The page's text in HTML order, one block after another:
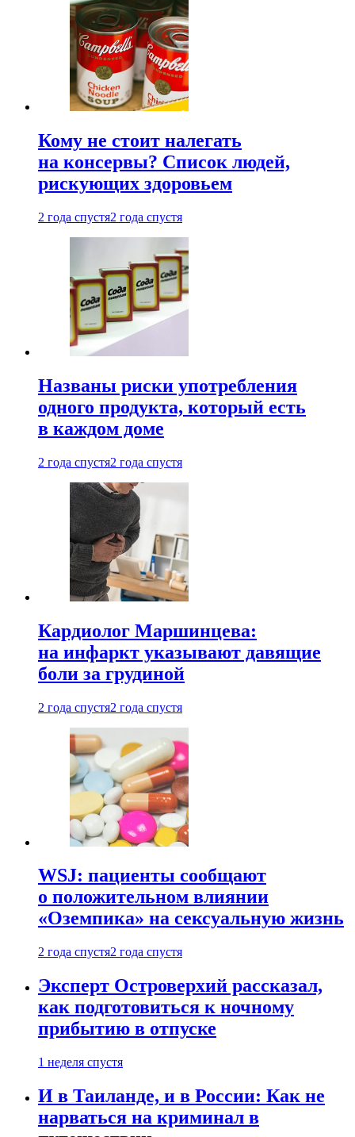
Кому не стоит налегать
на консервы? Список людей,
рискующих здоровьем
2 года спустя2 года спустя
Названы риски употребления
одного продукта, который есть
в каждом доме
2 года спустя2 года спустя
Кардиолог Маршинцева:
на инфаркт указывают давящие
боли за грудиной
2 года спустя2 года спустя
WSJ: пациенты сообщают
о положительном влиянии
«Оземпика» на сексуальную жизнь
2 года спустя2 года спустя
Эксперт Островерхий рассказал,
как подготовиться к ночному
прибытию в отпуске
1 неделя спустя
И в Таиланде, и в России: Как не
нарваться на криминал в